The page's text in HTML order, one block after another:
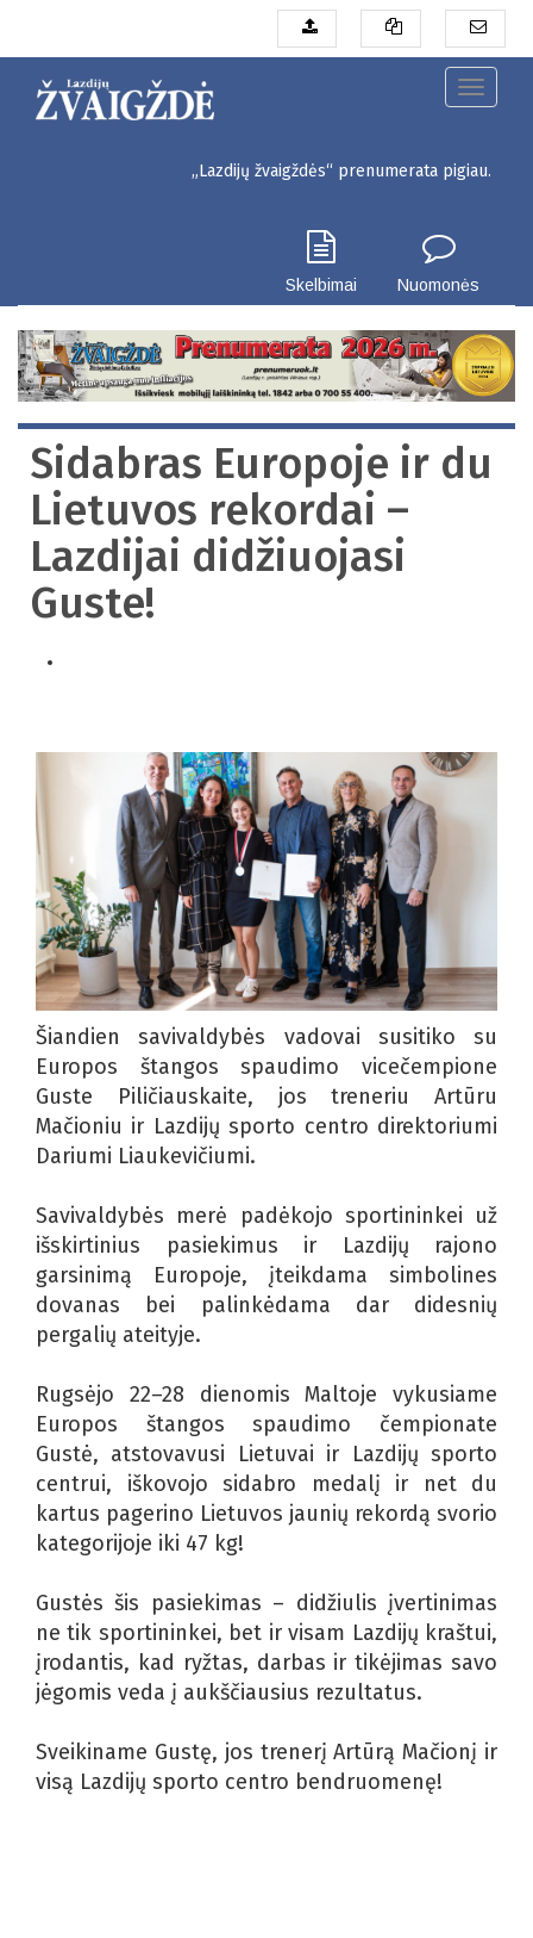
pagrindinį
Toggle
„Lazdijų žvaigždės“ prenumerata pigiau. Seinų g. 3,
Skelbimai Nuomonės
Sidabras Europoje ir du
Lietuvos rekordai –
Lazdijai didžiuojasi
Guste!
Šiandien savivaldybės vadovai susitiko su
Europos štangos spaudimo vicečempione
Guste Piličiauskaite, jos treneriu Artūru
Mačioniu ir Lazdijų sporto centro direktoriumi
Dariumi Liaukevičiumi.
Savivaldybės merė padėkojo sportininkei už
išskirtinius pasiekimus ir Lazdijų rajono
garsinimą Europoje, įteikdama simbolines
dovanas bei palinkėdama dar didesnių
pergalių ateityje.
Rugsėjo 22–28 dienomis Maltoje vykusiame
Europos štangos spaudimo čempionate
Gustė, atstovavusi Lietuvai ir Lazdijų sporto
centrui, iškovojo sidabro medalį ir net du
kartus pagerino Lietuvos jaunių rekordą svorio
kategorijoje iki 47 kg!
Gustės šis pasiekimas – didžiulis įvertinimas
ne tik sportininkei, bet ir visam Lazdijų kraštui,
įrodantis, kad ryžtas, darbas ir tikėjimas savo
jėgomis veda į aukščiausius rezultatus.
Sveikiname Gustę, jos trenerį Artūrą Mačionį ir
visą Lazdijų sporto centro bendruomenę!